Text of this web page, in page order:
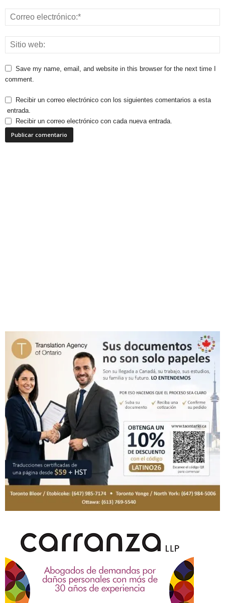
Save my name, email, and website in this browser for the next time I
comment.
Recibir un correo electrónico con los siguientes comentarios a esta
entrada.
Recibir un correo electrónico con cada nueva entrada.